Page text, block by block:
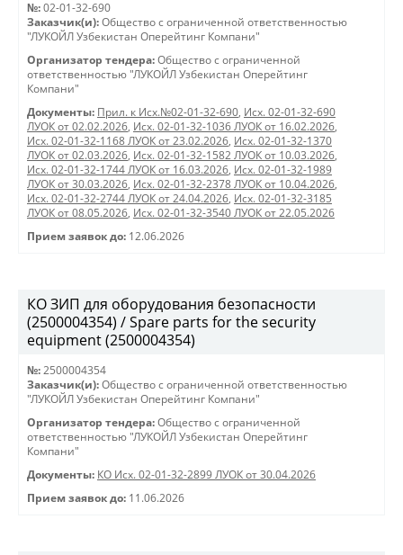
№: 02-01-32-690
Заказчик(и): Общество с ограниченной ответственностью
"ЛУКОЙЛ Узбекистан Оперейтинг Компани"
Организатор тендера: Общество с ограниченной
ответственностью "ЛУКОЙЛ Узбекистан Оперейтинг
Компани"
Документы: Прил. к Исх.№02-01-32-690, Исх. 02-01-32-690
ЛУОК от 02.02.2026, Исх. 02-01-32-1036 ЛУОК от 16.02.2026,
Исх. 02-01-32-1168 ЛУОК от 23.02.2026, Исх. 02-01-32-1370
ЛУОК от 02.03.2026, Исх. 02-01-32-1582 ЛУОК от 10.03.2026,
Исх. 02-01-32-1744 ЛУОК от 16.03.2026, Исх. 02-01-32-1989
ЛУОК от 30.03.2026, Исх. 02-01-32-2378 ЛУОК от 10.04.2026,
Исх. 02-01-32-2744 ЛУОК от 24.04.2026, Исх. 02-01-32-3185
ЛУОК от 08.05.2026, Исх. 02-01-32-3540 ЛУОК от 22.05.2026
Прием заявок до: 12.06.2026
КО ЗИП для оборудования безопасности
(2500004354) / Spare parts for the security
equipment (2500004354)
№: 2500004354
Заказчик(и): Общество с ограниченной ответственностью
"ЛУКОЙЛ Узбекистан Оперейтинг Компани"
Организатор тендера: Общество с ограниченной
ответственностью "ЛУКОЙЛ Узбекистан Оперейтинг
Компани"
Документы: КО Исх. 02-01-32-2899 ЛУОК от 30.04.2026
Прием заявок до: 11.06.2026